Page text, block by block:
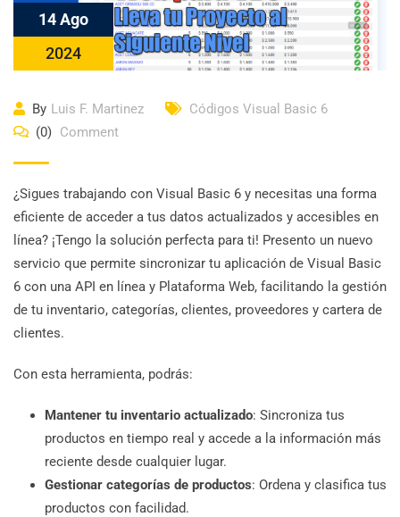
14 Ago
2024
By Luis F. Martinez
Códigos Visual Basic 6
(0) Comment
¿Sigues trabajando con Visual Basic 6 y necesitas una forma
eficiente de acceder a tus datos actualizados y accesibles en
línea? ¡Tengo la solución perfecta para ti! Presento un nuevo
servicio que permite sincronizar tu aplicación de Visual Basic
6 con una API en línea y Plataforma Web, facilitando la gestión
de tu inventario, categorías, clientes, proveedores y cartera de
clientes.
Con esta herramienta, podrás:
Mantener tu inventario actualizado: Sincroniza tus
productos en tiempo real y accede a la información más
reciente desde cualquier lugar.
Gestionar categorías de productos: Ordena y clasifica tus
productos con facilidad.